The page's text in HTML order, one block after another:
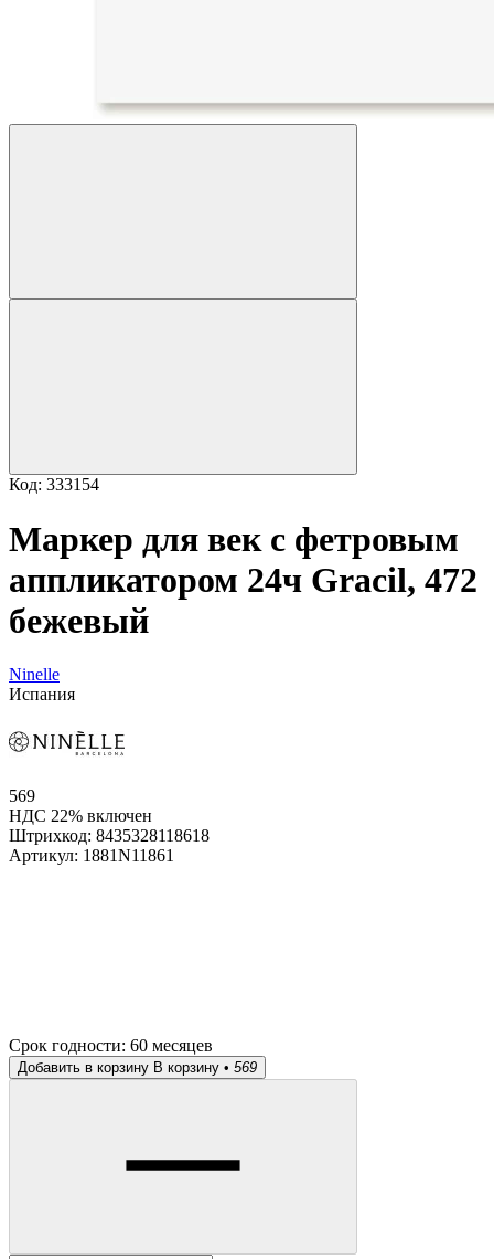
Код: 333154
Маркер для век с фетровым
аппликатором 24ч Gracil, 472
бежевый
Ninelle
Испания
569
НДС 22% включен
Штрихкод: 8435328118618
Артикул: 1881N11861
Срок годности: 60 месяцев
Добавить в корзину В корзину • 569